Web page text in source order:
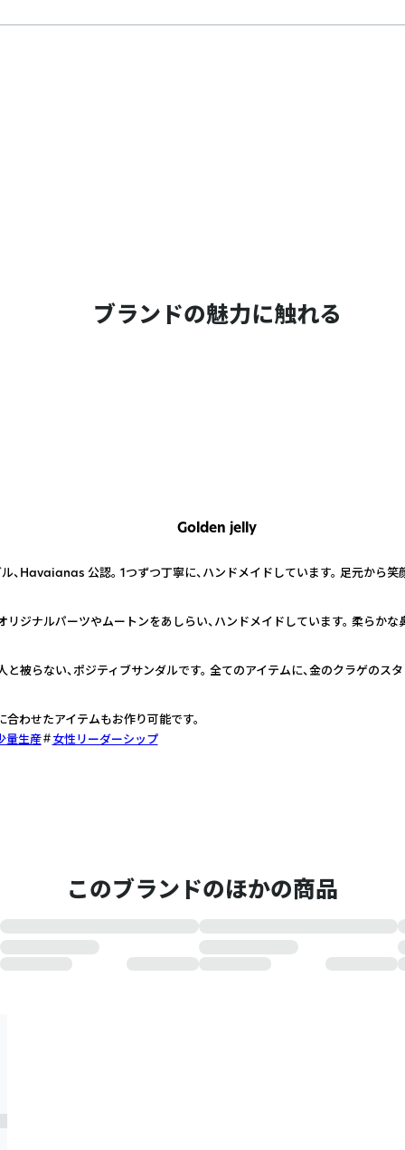
ブランドの魅力に触れる
Golden jelly
、Havaianas 公認。 1つずつ丁寧に、ハンドメイドしています。 足元から笑
リジナルパーツやムートンをあしらい、ハンドメイドしています。 柔らかな
被らない、ポジティブサンダルです。 全てのアイテムに、金のクラゲのス
わせたアイテムもお作り可能です。
量生産
女性リーダーシップ
このブランドのほかの商品